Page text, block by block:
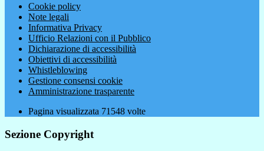
Cookie policy
Note legali
Informativa Privacy
Ufficio Relazioni con il Pubblico
Dichiarazione di accessibilità
Obiettivi di accessibilità
Whistleblowing
Gestione consensi cookie
Amministrazione trasparente
Pagina visualizzata 71548 volte
Sezione Copyright